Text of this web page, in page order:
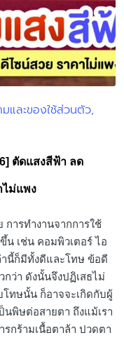
มและของใช้ส่วนตัว
ตัดแสงสีฟ้า ลด
ไม่แพง
การทำงานจากการใช้
เช่น คอมพิวเตอร์ ไอ
นี้ก็มีทั้งดีและโทษ ข้อดี
กว่า ดังนั้นจึงปฏิเสธไม่
ทษนั้น ก็อาจจะเกิดกับผู้
นพิษต่อสายตา ถึงแม้เรา
รกร้ามเนื้อตาล้า ปวดตา